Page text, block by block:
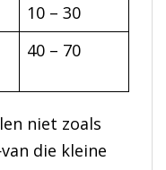
10 – 30
40 – 70
niet zoals
die kleine